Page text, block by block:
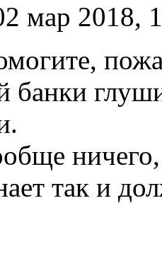
мар 2018,
банки
так и